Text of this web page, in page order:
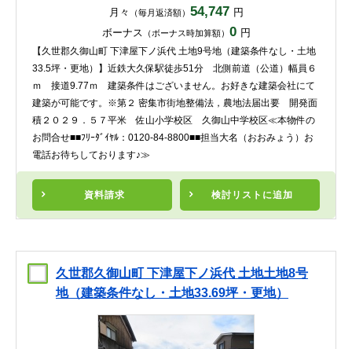
月々 （毎月返済額） 54,747 円
ボーナス （ボーナス時加算額） 0 円
資料請求 検討リスト に追加
【久世郡久御山町 下津屋下ノ浜代 土地9号地（建築条件なし・土地
33.5坪・更地）】近鉄大久保駅徒歩51分 北側前道（公道）幅員６
ｍ 接道9.77ｍ 建築条件はございません。お好きな建築会社にて
建築が可能です。※第２ 密集市街地整備法，農地法届出要 開発面
積２０２９．５７平米 佐山小学校区 久御山中学校区≪本物件の
お問合せ■■ﾌﾘｰﾀﾞｲﾔﾙ：0120-84-8800■■担当大名（おおみょう）お
電話お待ちしております♪≫
久世郡久御山町 下津屋下ノ浜代 土地土地8号
地（建築条件なし・土地33.69坪・更地）